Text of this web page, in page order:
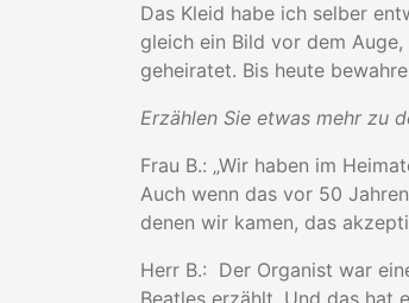
Das Kleid habe ich selber
gleich ein Bild vor dem
geheiratet. Bis heute
Erzählen Sie etwas mehr zu
Frau B.: „Wir haben im
Auch wenn das vor 50
denen wir kamen, das
Herr B.: Der Organist war